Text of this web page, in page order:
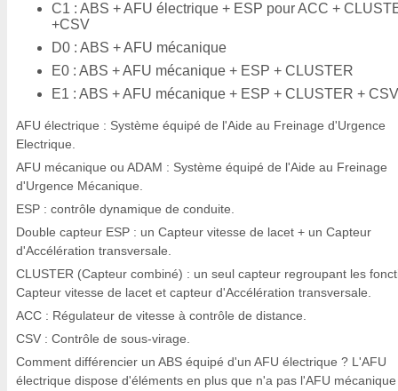
C1 : ABS + AFU électrique + ESP pour ACC +
+CSV
D0 : ABS + AFU mécanique
E0 : ABS + AFU mécanique + ESP + CLUSTER
E1 : ABS + AFU mécanique + ESP + CLUSTER + CSV
AFU électrique : Système équipé de l'Aide au Freinage d'Urgence
Electrique.
AFU mécanique ou ADAM : Système équipé de l'Aide au Freinage
d'Urgence Mécanique.
ESP : contrôle dynamique de conduite.
Double capteur ESP : un Capteur vitesse de lacet + un Capteur
d'Accélération transversale.
CLUSTER (Capteur combiné) : un seul capteur regroupant les
Capteur vitesse de lacet et capteur d'Accélération transversale.
ACC : Régulateur de vitesse à contrôle de distance.
CSV : Contrôle de sous-virage.
Comment différencier un ABS équipé d'un AFU électrique ? L'AFU
électrique dispose d'éléments en plus que n'a pas l'AFU